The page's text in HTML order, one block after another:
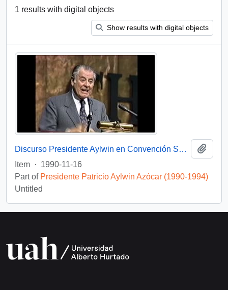
1 results with digital objects
Show results with digital objects
Discurso Presidente Aylwin en Convención Santiago: Video
Item · 1990-11-16
Part of Presidente Patricio Aylwin Azócar (1990-1994)
Untitled